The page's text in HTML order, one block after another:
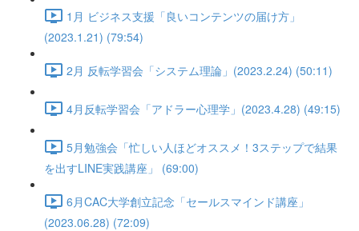
1月 ビジネス支援「良いコンテンツの届け方」
(2023.1.21) (79:54)
2月 反転学習会「システム理論」(2023.2.24) (50:11)
4月反転学習会「アドラー心理学」(2023.4.28) (49:15)
5月勉強会「忙しい人ほどオススメ！3ステップで結果
を出すLINE実践講座」 (69:00)
6月CAC大学創立記念「セールスマインド講座」
(2023.06.28) (72:09)